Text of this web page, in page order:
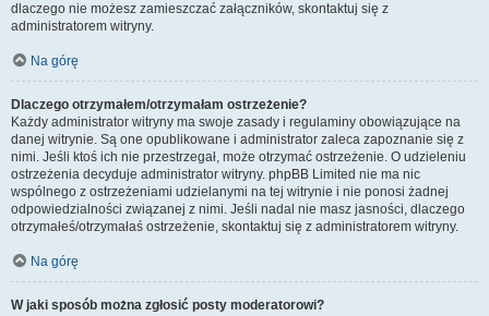
dlaczego nie możesz zamieszczać załączników, skontaktuj się z
administratorem witryny.
Na górę
Dlaczego otrzymałem/otrzymałam ostrzeżenie?
Każdy administrator witryny ma swoje zasady i regulaminy obowiązujące na
danej witrynie. Są one opublikowane i administrator zaleca zapoznanie się z
nimi. Jeśli ktoś ich nie przestrzegał, może otrzymać ostrzeżenie. O udzieleniu
ostrzeżenia decyduje administrator witryny. phpBB Limited nie ma nic
wspólnego z ostrzeżeniami udzielanymi na tej witrynie i nie ponosi żadnej
odpowiedzialności związanej z nimi. Jeśli nadal nie masz jasności, dlaczego
otrzymałeś/otrzymałaś ostrzeżenie, skontaktuj się z administratorem witryny.
Na górę
W jaki sposób można zgłosić posty moderatorowi?